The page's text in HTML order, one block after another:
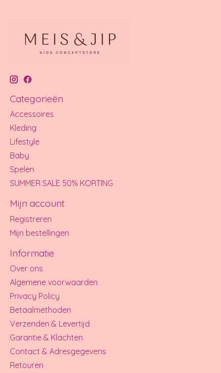
Categorieën
Accessoires
Kleding
Lifestyle
Baby
Spelen
SUMMER SALE 50% KORTING
Mijn account
Registreren
Mijn bestellingen
Informatie
Over ons
Algemene voorwaarden
Privacy Policy
Betaalmethoden
Verzenden & Levertijd
Garantie & Klachten
Contact & Adresgegevens
Retouren